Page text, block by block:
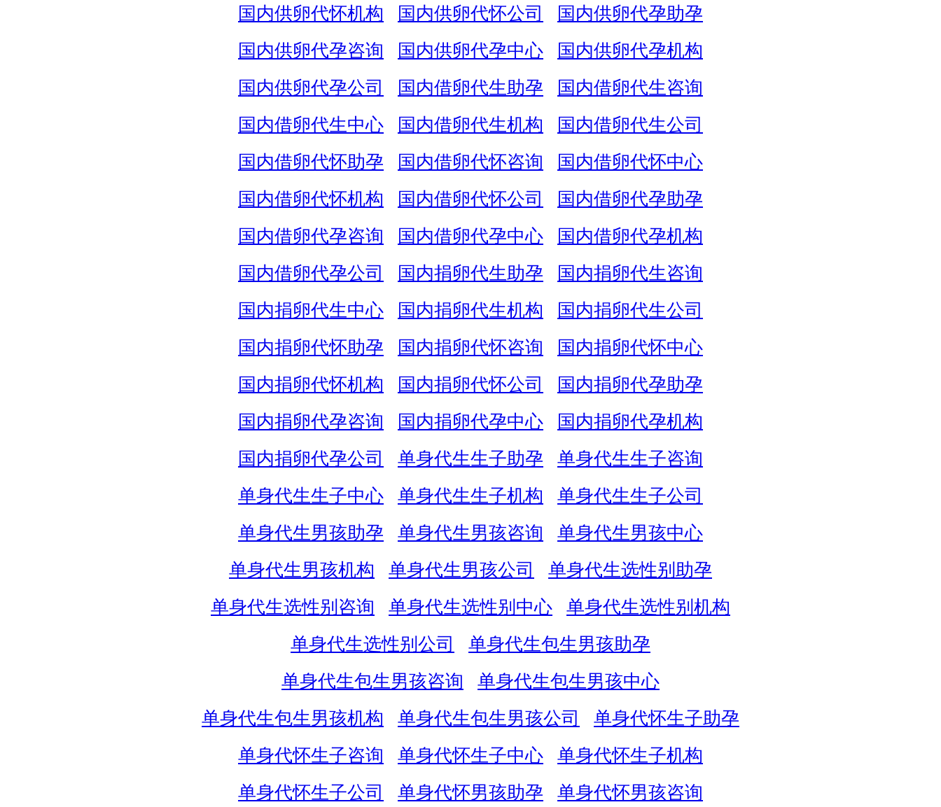
国内供卵代怀机构
国内供卵代怀公司
国内供卵代孕助孕
国内供卵代孕咨询
国内供卵代孕中心
国内供卵代孕机构
国内供卵代孕公司
国内借卵代生助孕
国内借卵代生咨询
国内借卵代生中心
国内借卵代生机构
国内借卵代生公司
国内借卵代怀助孕
国内借卵代怀咨询
国内借卵代怀中心
国内借卵代怀机构
国内借卵代怀公司
国内借卵代孕助孕
国内借卵代孕咨询
国内借卵代孕中心
国内借卵代孕机构
国内借卵代孕公司
国内捐卵代生助孕
国内捐卵代生咨询
国内捐卵代生中心
国内捐卵代生机构
国内捐卵代生公司
国内捐卵代怀助孕
国内捐卵代怀咨询
国内捐卵代怀中心
国内捐卵代怀机构
国内捐卵代怀公司
国内捐卵代孕助孕
国内捐卵代孕咨询
国内捐卵代孕中心
国内捐卵代孕机构
国内捐卵代孕公司
单身代生生子助孕
单身代生生子咨询
单身代生生子中心
单身代生生子机构
单身代生生子公司
单身代生男孩助孕
单身代生男孩咨询
单身代生男孩中心
单身代生男孩机构
单身代生男孩公司
单身代生选性别助孕
单身代生选性别咨询
单身代生选性别中心
单身代生选性别机构
单身代生选性别公司
单身代生包生男孩助孕
单身代生包生男孩咨询
单身代生包生男孩中心
单身代生包生男孩机构
单身代生包生男孩公司
单身代怀生子助孕
单身代怀生子咨询
单身代怀生子中心
单身代怀生子机构
单身代怀生子公司
单身代怀男孩助孕 单身代怀男孩咨询